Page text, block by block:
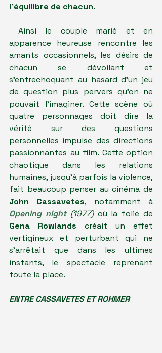
l'équilibre de chacun.
apparence heureuse rencontre les
amants occasionnels, les désirs de
chacun se dévoilant et
s'entrechoquant au hasard d'un jeu
de question plus pervers qu'on ne
pouvait l'imaginer. Cette scène où
quatre personnages doit dire la
vérité sur des questions
personnelles impulse des directions
passionnantes au film. Cette option
chaotique dans les relations
humaines, jusqu'à parfois la violence,
John Cassavetes, notamment à
Opening night (1977)
Gena Rowlands créait un effet
vertigineux et perturbant qui ne
s'arrêtait que dans les ultimes
instants, le spectacle reprenant
toute la place.
ENTRE CASSAVETES ET ROHMER